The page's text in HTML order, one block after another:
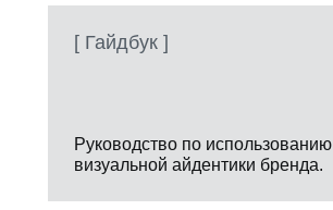
Руководство по использованию
визуальной айдентики бренда.
[ Гайдбук ]